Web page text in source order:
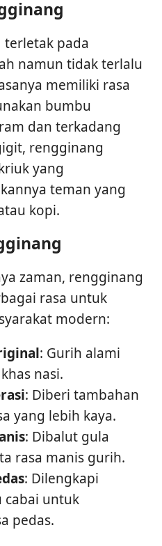
terletak pada
namun tidak terlalu
memiliki rasa
bumbu
dan terkadang
rengginang
yang
teman yang
kopi.
zaman, rengginang
rasa untuk
modern:
: Gurih alami
nasi.
: Diberi tambahan
yang lebih kaya.
: Dibalut gula
rasa manis gurih.
: Dilengkapi
cabai untuk
pedas.